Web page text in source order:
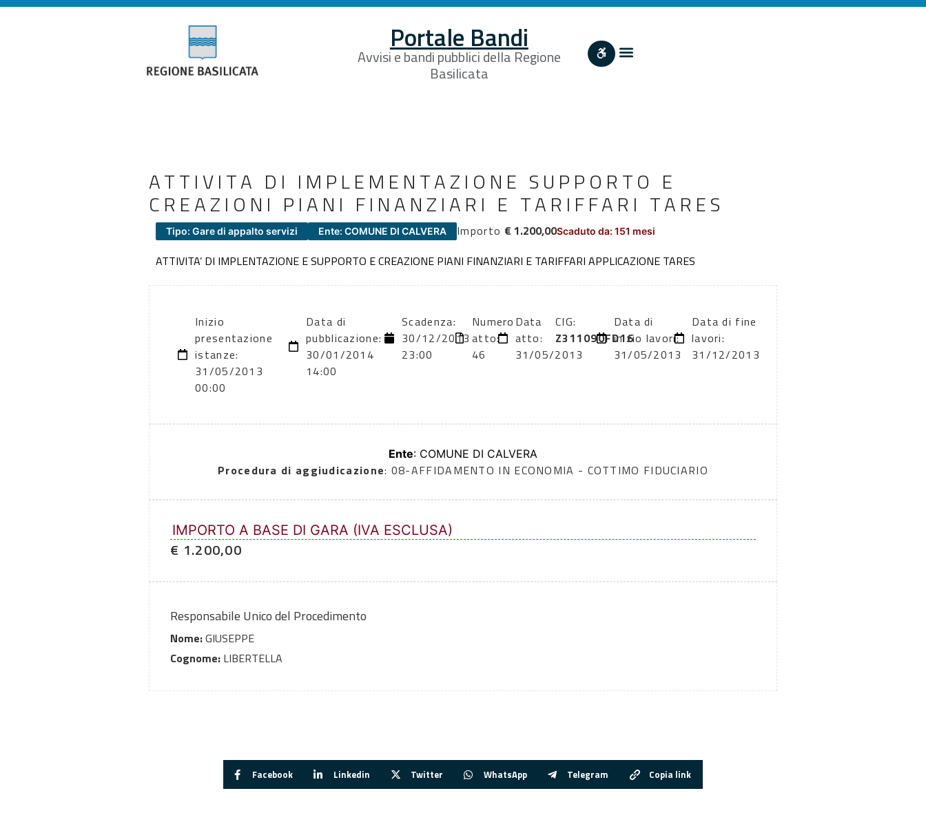
Portale Bandi
Avvisi e bandi pubblici della Regione
Basilicata
ATTIVITA DI IMPLEMENTAZIONE SUPPORTO E
CREAZIONI PIANI FINANZIARI E TARIFFARI TARES
Tipo: Gare di appalto servizi Ente: COMUNE DI CALVERA Importo € 1.200,00Scaduto da: 151 mesi
ATTIVITA’ DI IMPLENTAZIONE E SUPPORTO E CREAZIONE PIANI FINANZIARI E TARIFFARI APPLICAZIONE TARES
Inizio
presentazione
istanze:
31/05/2013
00:00
Data di
pubblicazione:
30/01/2014
14:00
Scadenza:
30/12/2013
23:00
Numero
atto:
46
Data
atto:
31/05/2013
CIG:
Z311090FD16
Data di
inizio lavori:
31/05/2013
Data di fine
lavori:
31/12/2013
Ente: COMUNE DI CALVERA
Procedura di aggiudicazione: 08-AFFIDAMENTO IN ECONOMIA - COTTIMO FIDUCIARIO
IMPORTO A BASE DI GARA (IVA ESCLUSA)
€ 1.200,00
Responsabile Unico del Procedimento
Nome:GIUSEPPE
Cognome: LIBERTELLA
Facebook Linkedin Twitter WhatsApp Telegram Copia link